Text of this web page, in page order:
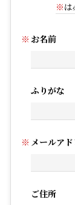
※は
お名前
ふりがな
メールア
ご住所